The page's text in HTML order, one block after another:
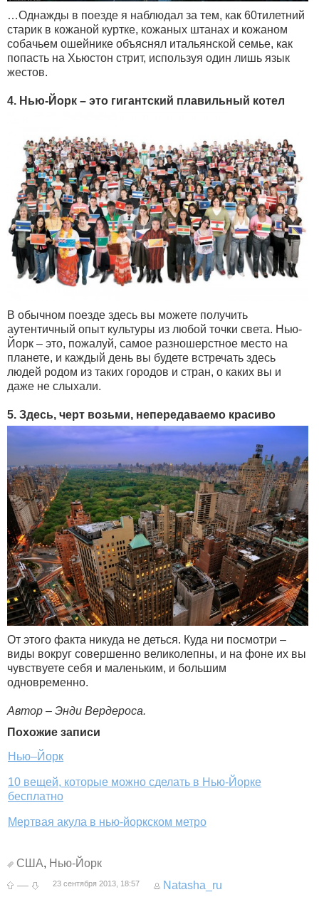
…Однажды в поезде я наблюдал за тем, как 60тилетний
старик в кожаной куртке, кожаных штанах и кожаном
собачьем ошейнике объяснял итальянской семье, как
попасть на Хьюстон стрит, используя один лишь язык
жестов.
4. Нью-Йорк – это гигантский плавильный котел
В обычном поезде здесь вы можете получить
аутентичный опыт культуры из любой точки света. Нью-
Йорк – это, пожалуй, самое разношерстное место на
планете, и каждый день вы будете встречать здесь
людей родом из таких городов и стран, о каких вы и
даже не слыхали.
5. Здесь, черт возьми, непередаваемо красиво
От этого факта никуда не деться. Куда ни посмотри –
виды вокруг совершенно великолепны, и на фоне их вы
чувствуете себя и маленьким, и большим
одновременно.
Автор – Энди Вердероса.
Похожие записи
Нью–Йорк
10 вещей, которые можно сделать в Нью-Йорке
бесплатно
Мертвая акула в нью-йоркском метро
США, Нью-Йорк
—
23 сентября 2013, 18:57 Natasha_ru